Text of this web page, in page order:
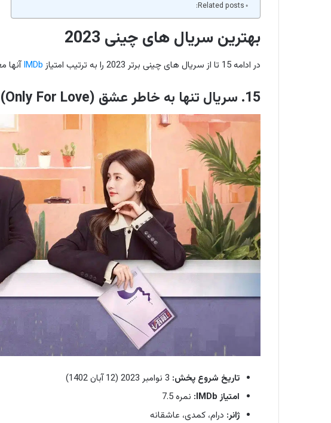
Related posts:
بهترین سریال های چینی 2023
در ادامه 15 تا از سریال های چینی برتر 2023 را به ترتیب امتیاز IMDbآنها
15. سریال تنها به خاطر عشق (Only For Love)
تاریخ شروع پخش:
امتیاز IMDb:
نمره 7.5
ژانر: درام، کمدی، عاشقانه